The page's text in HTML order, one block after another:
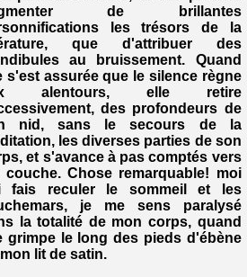
de brillantes
les trésors de la
que d'attribuer des
au bruissement. Quand
s'est assurée que le silence règne
alentours, elle retire
des profondeurs de
nid, sans le secours de la
les diverses parties de son
et s'avance à pas comptés vers
couche. Chose remarquable! moi
fais reculer le sommeil et les
je me sens paralysé
la totalité de mon corps, quand
grimpe le long des pieds d'ébène
lit de satin.